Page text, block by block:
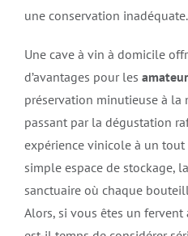
une conservation inadéquate.
Une cave à vin à domicile
d’avantages pour les
préservation minutieuse à la
passant par la dégustation
expérience vinicole à un tout
simple espace de stockage,
sanctuaire où chaque
Alors, si vous êtes un